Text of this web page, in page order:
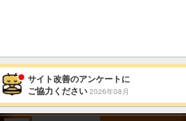
サイト改善のアンケートに
ご協力ください 2026年08月